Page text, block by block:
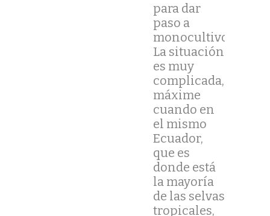
para dar
paso a
monocultivos.
La situación
es muy
complicada,
máxime
cuando en
el mismo
Ecuador,
que es
donde está
la mayoría
de las selvas
tropicales,